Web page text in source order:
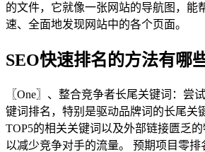
的文件，它就像一张网站的导航图，能
速、全面地发现网站中的各个页面。
SEO快速排名的方法有哪
〖One〗、整合竞争者长尾关键词：尝
键词排名，特别是驱动品牌词的长尾关
TOP5的相关关键词以及外部链接匮乏
以减少竞争对手的流量。 预期项目零排